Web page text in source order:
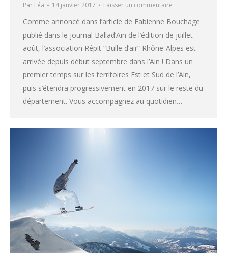
Par Léa 14 janvier 2017 Laisser un commentaire
Comme annoncé dans l’article de Fabienne Bouchage
publié dans le journal Ballad’Ain de l’édition de juillet-
août, l’association Répit “Bulle d’air” Rhône-Alpes est
arrivée depuis début septembre dans l’Ain ! Dans un
premier temps sur les territoires Est et Sud de l’Ain,
puis s’étendra progressivement en 2017 sur le reste du
département. Vous accompagnez au quotidien…